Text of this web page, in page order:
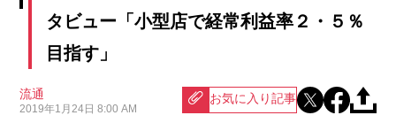
タビュー「小型店で経常利益率２・５％
目指す」
流通
2019年1月24日 8:00 AM
お気に入り記事